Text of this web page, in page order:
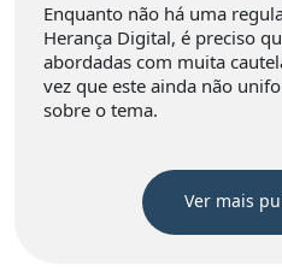
Enquanto não há uma
Herança Digital, é preciso
abordadas com muita
vez que este ainda não
sobre o tema.
Ver mais